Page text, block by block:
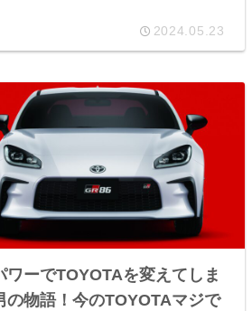
2024.05.23
ワーでTOYOTAを変えてしま
の物語！今のTOYOTAマジで